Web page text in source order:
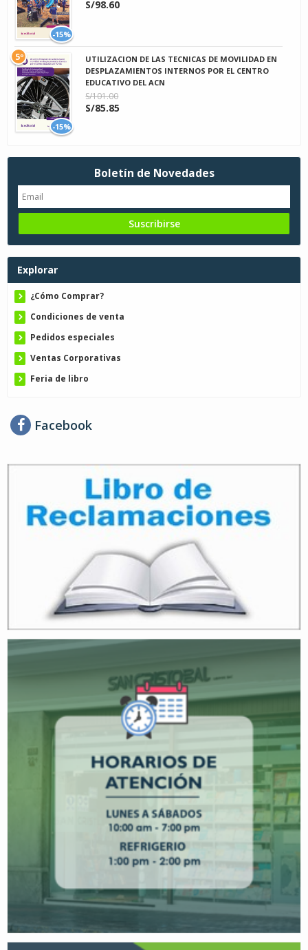
-15%
S/98.60
-15%
UTILIZACION DE LAS TECNICAS DE MOVILIDAD EN
DESPLAZAMIENTOS INTERNOS POR EL CENTRO
EDUCATIVO DEL ACN
S/101.00
S/85.85
5º
Boletín de Novedades
Explorar
¿Cómo Comprar?
Condiciones de venta
Pedidos especiales
Ventas Corporativas
Feria de libro
Facebook